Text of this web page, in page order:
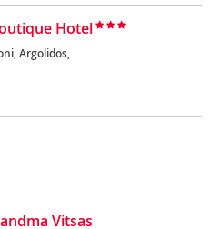
Hotel
Argolidos,
Vitsas